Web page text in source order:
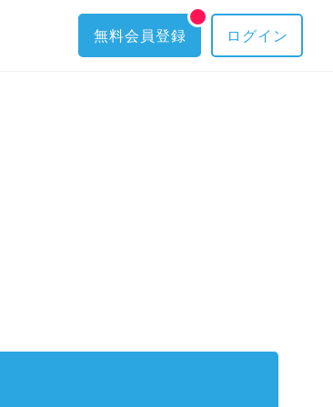
無料会員登録 ログイン